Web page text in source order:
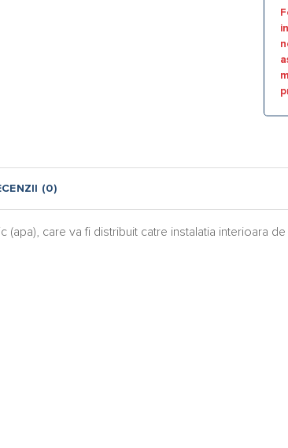
(0)
care va fi distribuit catre instalatia interioara